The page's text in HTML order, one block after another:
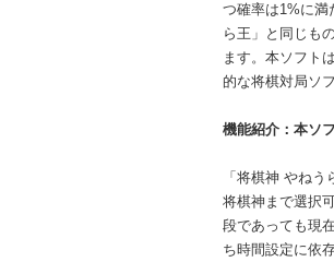
つ確率は1%に満
ら王」と同じも
ます。本ソフト
的な将棋対局ソ
機能紹介：本ソ
「将棋神 やね
将棋神まで選択
段であっても現
ち時間設定に依